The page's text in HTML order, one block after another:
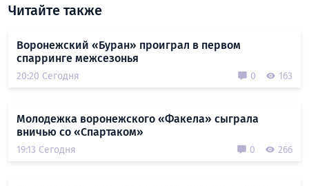
Читайте также
Воронежский «Буран» проиграл в первом
спарринге межсезонья
20:20 Сегодня 0 163
Молодежка воронежского «Факела» сыграла
вничью со «Спартаком»
19:13 Сегодня 0 266